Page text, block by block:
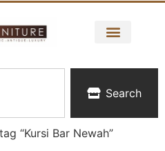
Search
“Kursi Bar Newah”